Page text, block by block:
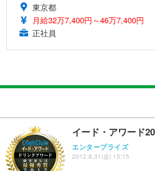
東京都
月給32万7,400円～46万7,400円
正社員
イード・アワード
エンタープライズ
2012.8.31(金) 15:15